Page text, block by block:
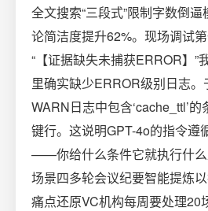
全文搜索“三段式”限制字数倒
论简洁度提升62%。现场调试
“【证据缺失未捕获ERROR】”
里确实缺少ERROR级别日志。
WARN日志中包含‘cache_ttl’
键行。这说明GPT-4o的指令遵
——你给什么条件它就执行什
场景四多轮会议纪要智能提炼
痛点还原VC机构每周要处理20